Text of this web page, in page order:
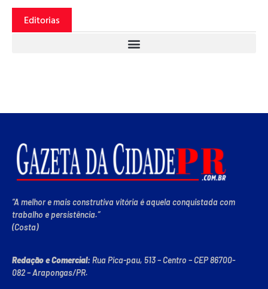
Editorias
“A melhor e mais construtiva vitória é aquela conquistada com
trabalho e persistência.”
(Costa)
Redação e Comercial:Rua Pica-pau, 513 – Centro – CEP 86700-
082 – Arapongas/PR.